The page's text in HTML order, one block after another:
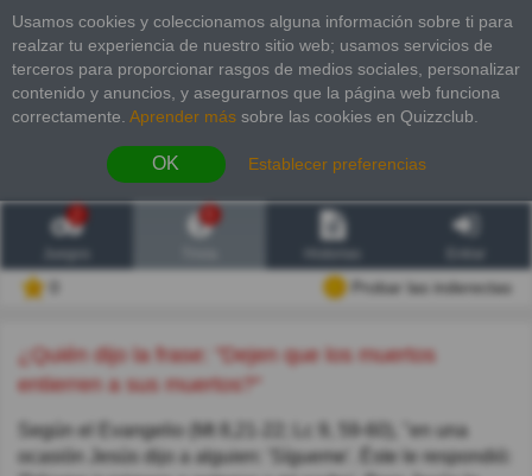
Usamos cookies y coleccionamos alguna información sobre ti para
realzar tu experiencia de nuestro sitio web; usamos servicios de
terceros para proporcionar rasgos de medios sociales, personalizar
contenido y anuncios, y asegurarnos que la página web funciona
correctamente. Aprender más sobre las cookies en Quizzclub.
OK Establecer preferencias
2
Probar las inderectas
¿Quién dijo la frase: "Dejen que los muertos
entierren a sus muertos?"
Según el Evangelio (Mt 8,21-22; Lc 9, 59-60), "en una
ocasión Jesús dijo a alguien: 'Sígueme'. Éste le respondió: